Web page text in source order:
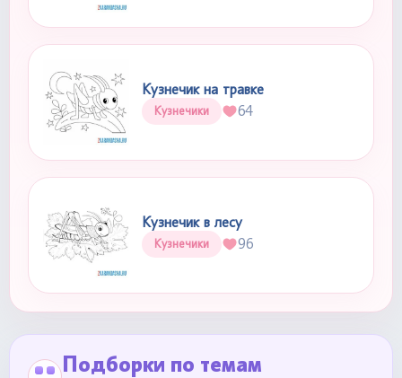
Кузнечик на травке
Кузнечики 64
Кузнечик в лесу
Кузнечики 96
Подборки по темам